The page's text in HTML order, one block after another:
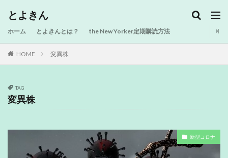
とよきん
ホーム とよきんとは？ the New Yorker定期購読方法
HOME 変異株
TAG
変異株
新型コロナ